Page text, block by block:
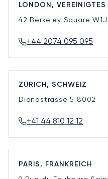
LONDON,
42 Berkeley Square
+44 2074 095 095
ZÜRICH, SCHWEIZ
Dianastrasse 5 8002
+41 44 810 12 12
PARIS, FRANKREICH